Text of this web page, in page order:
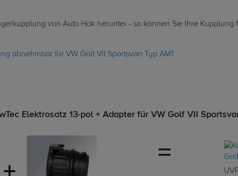
von Auto Hak herunter - so können Sie Ihre Kupplung
abnehmbar für VW Golf VII Sportsvan Typ AM1
Elektrosatz 13-pol + Adapter für VW Golf VII